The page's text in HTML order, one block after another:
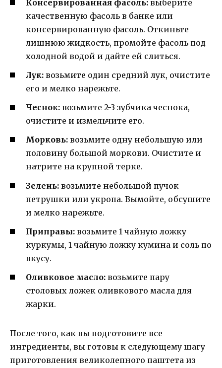
Консервированная фасоль: выберите
качественную фасоль в банке или
консервированную фасоль. Откиньте
лишнюю жидкость, промойте фасоль под
холодной водой и дайте ей слиться.
Лук: возьмите один средний лук, очистите
его и мелко нарежьте.
Чеснок: возьмите 2-3 зубчика чеснока,
очистите и измельчите его.
Морковь: возьмите одну небольшую или
половину большой моркови. Очистите и
натрите на крупной терке.
Зелень: возьмите небольшой пучок
петрушки или укропа. Вымойте, обсушите
и мелко нарежьте.
Приправы: возьмите 1 чайную ложку
куркумы, 1 чайную ложку кумина и соль по
вкусу.
Оливковое масло: возьмите пару
столовых ложек оливкового масла для
жарки.
После того, как вы подготовите все
ингредиенты, вы готовы к следующему шагу
приготовления великолепного паштета из